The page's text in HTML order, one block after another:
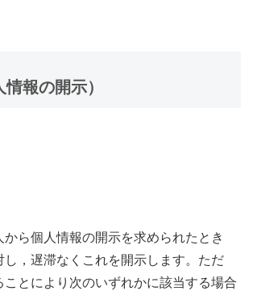
報の開示）
から個人情報の開示を求められたとき
し，遅滞なくこれを開示します。ただ
ことにより次のいずれかに該当する場合